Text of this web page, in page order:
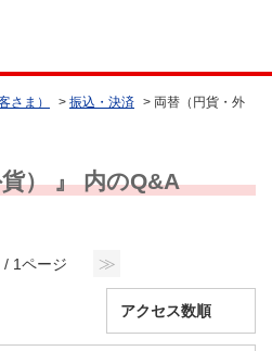
さま） > 振込・決済 > 両替（円貨・外
） 』 内のQ&A
/ 1ページ ≫